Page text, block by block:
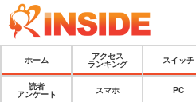
ホーム
アクセス
ランキング
スイッチ
読者
アンケート
スマホ PC